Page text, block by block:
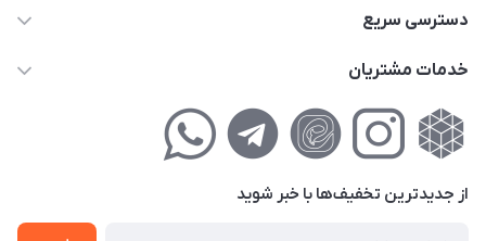
02177111474
کوچه گلریز 4 غربی ، پلاک 13
دسترسی سریع
حساب کاربری
لیست محصولات
خدمات مشتریان
راهنمای‌خرید‌آنلاین
حریم خصوصی
فروش‌اقساطی
از جدید‌ترین تخفیف‌ها با‌ خبر شوید